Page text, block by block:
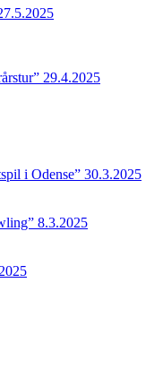
29.4.2025
i Odense” 30.3.2025
8.3.2025